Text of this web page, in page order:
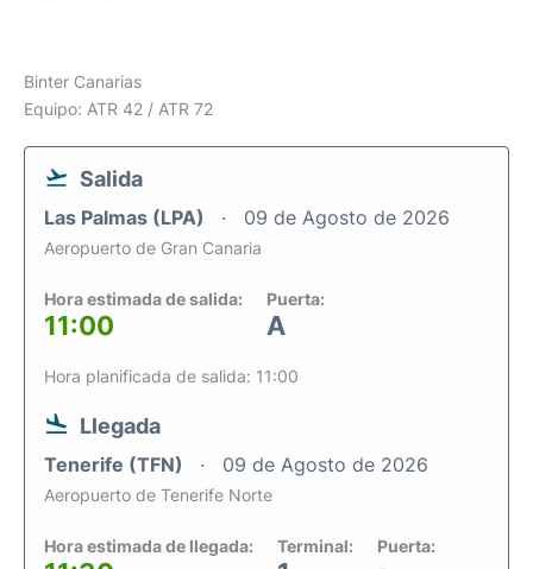
Binter Canarias
Equipo: ATR 42 / ATR 72
Salida
Las Palmas (LPA) 09 de Agosto de 2026
Aeropuerto de Gran Canaria
Hora estimada de salida:
11:00
Puerta:
A
Hora planificada de salida: 11:00
Llegada
Tenerife (TFN) 09 de Agosto de 2026
Aeropuerto de Tenerife Norte
Hora estimada de llegada: Terminal: Puerta: